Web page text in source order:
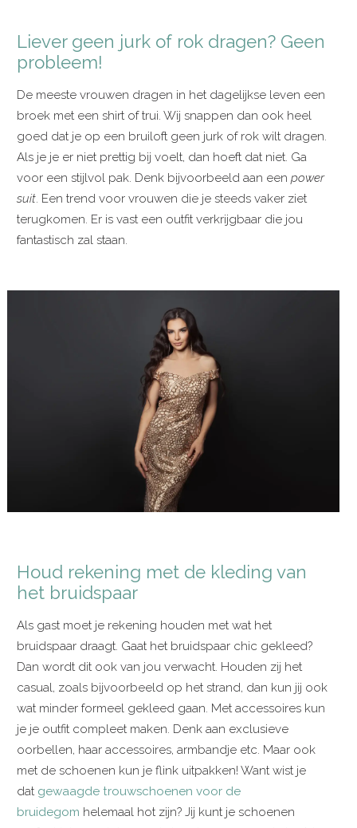
Liever geen jurk of rok dragen? Geen
probleem!
De meeste vrouwen dragen in het dagelijkse leven een
broek met een shirt of trui. Wij snappen dan ook heel
goed dat je op een bruiloft geen jurk of rok wilt dragen.
Als je je er niet prettig bij voelt, dan hoeft dat niet. Ga
voor een stijlvol pak. Denk bijvoorbeeld aan eenpower
suit. Een trend voor vrouwen die je steeds vaker ziet
terugkomen. Er is vast een outfit verkrijgbaar die jou
fantastisch zal staan.
Houd rekening met de kleding van
het bruidspaar
Als gast moet je rekening houden met wat het
bruidspaar draagt. Gaat het bruidspaar chic gekleed?
Dan wordt dit ook van jou verwacht. Houden zij het
casual, zoals bijvoorbeeld op het strand, dan kun jij ook
wat minder formeel gekleed gaan. Met accessoires kun
je je outfit compleet maken. Denk aan exclusieve
oorbellen, haar accessoires, armbandje etc. Maar ook
met de schoenen kun je flink uitpakken! Want wist je
dat gewaagde trouwschoenen voor de
bruidegom helemaal hot zijn? Jij kunt je schoenen